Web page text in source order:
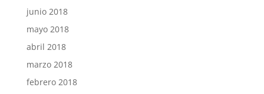
junio 2018
mayo 2018
abril 2018
marzo 2018
febrero 2018